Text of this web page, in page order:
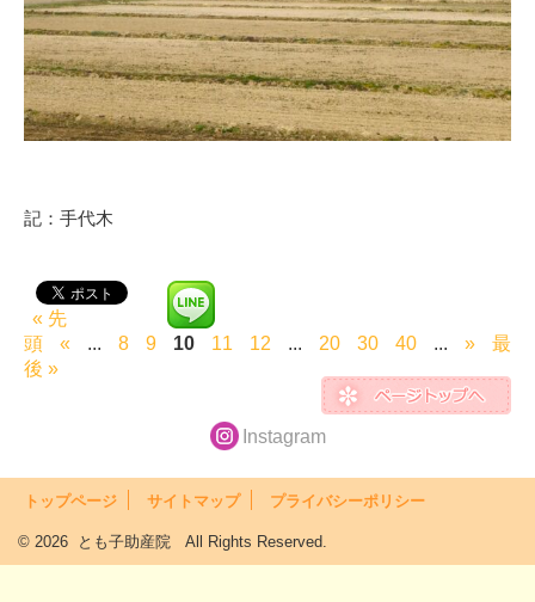
記：手代木
« 先
頭
« ... 8 9 10 11 12 ... 20 30 40 ... »
最
後 »
Instagram
トップページ サイトマップ プライバシーポリシー
© 2026 とも子助産院 All Rights Reserved.